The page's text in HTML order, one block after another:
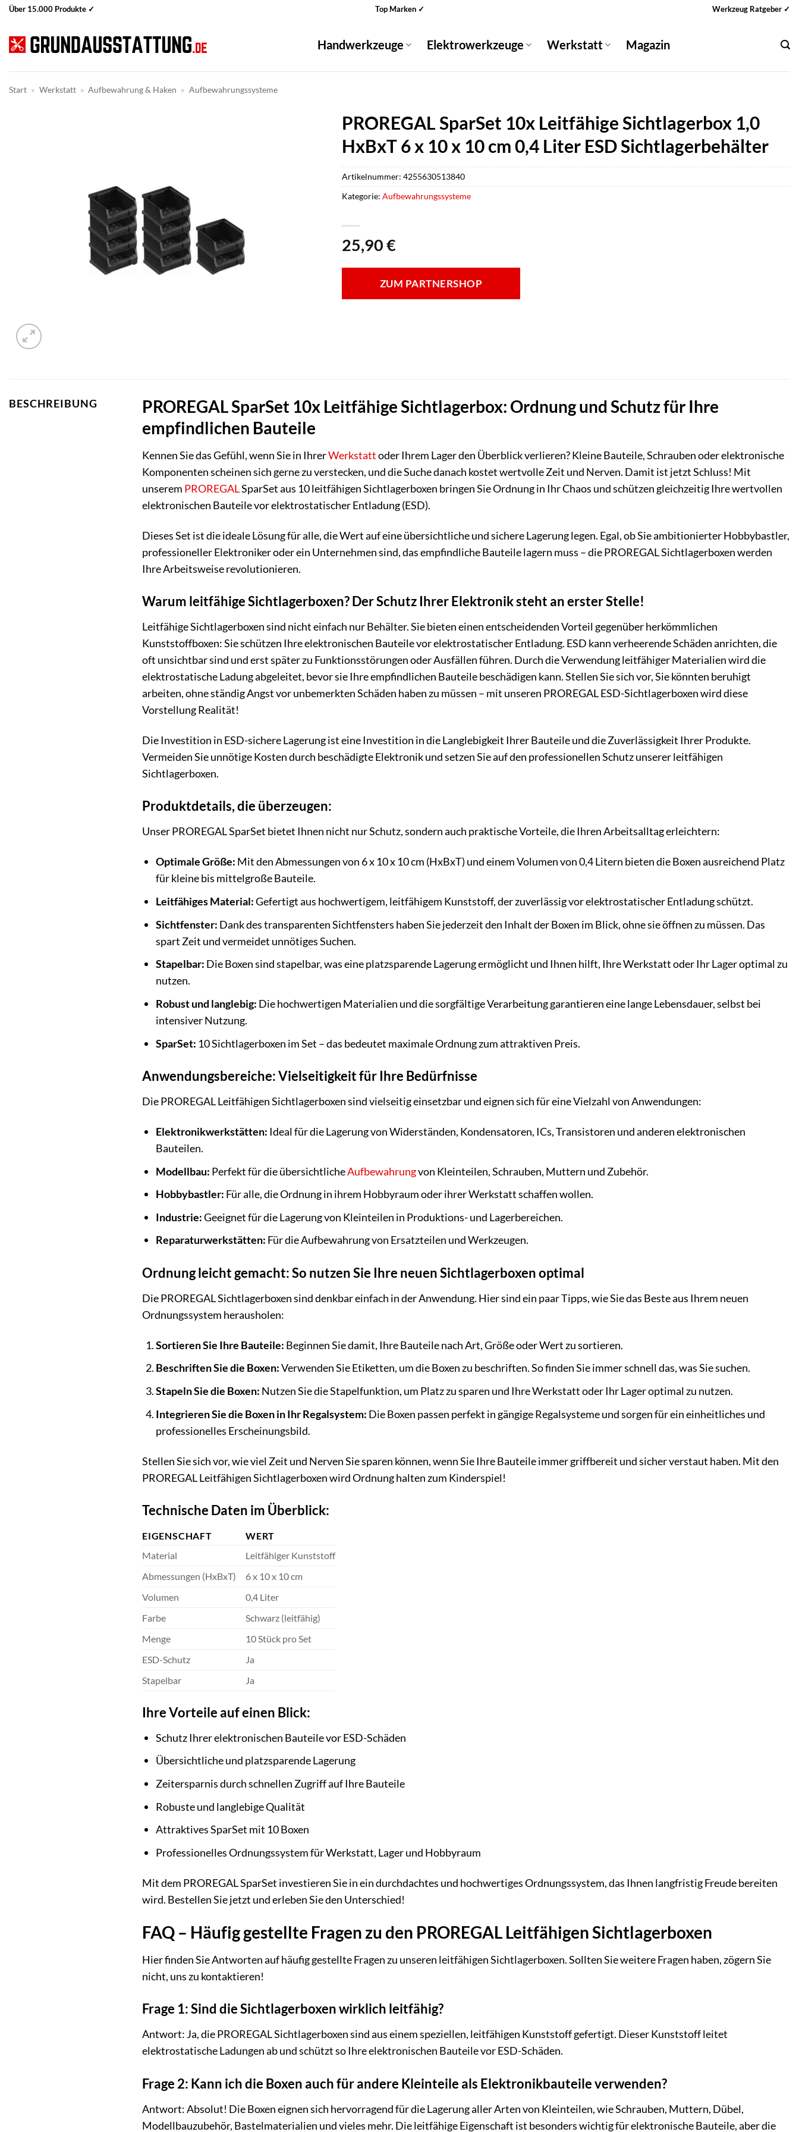
Zum
springen
Über 15.000 Produkte ✓ Top Marken ✓ Werkzeug Ratgeber ✓
Handwerkzeuge Elektrowerkzeuge Werkstatt Magazin
Start » Werkstatt » Aufbewahrung & Haken » Aufbewahrungssysteme
PROREGAL SparSet 10x Leitfähige Sichtlagerbox 1,0
HxBxT 6 x 10 x 10 cm 0,4 Liter ESD Sichtlagerbehälter
25,90€
ZUM PARTNERSHOP
Artikelnummer: 4255630513840
Kategorie: Aufbewahrungssysteme
BESCHREIBUNG
PROREGAL SparSet 10x Leitfähige Sichtlagerbox: Ordnung und Schutz für Ihre
empfindlichen Bauteile
Kennen Sie das Gefühl, wenn Sie in IhrerWerkstattoder Ihrem Lager den Überblick verlieren? Kleine Bauteile, Schrauben oder elektronische
Komponenten scheinen sich gerne zu verstecken, und die Suche danach kostet wertvolle Zeit und Nerven. Damit ist jetzt Schluss! Mit
unserem PROREGALSparSet aus 10 leitfähigen Sichtlagerboxen bringen Sie Ordnung in Ihr Chaos und schützen gleichzeitig Ihre wertvollen
elektronischen Bauteile vor elektrostatischer Entladung (ESD).
Dieses Set ist die ideale Lösung für alle, die Wert auf eine übersichtliche und sichere Lagerung legen. Egal, ob Sie ambitionierter Hobbybastler,
professioneller Elektroniker oder ein Unternehmen sind, das empfindliche Bauteile lagern muss – die PROREGAL Sichtlagerboxen werden
Ihre Arbeitsweise revolutionieren.
Warum leitfähige Sichtlagerboxen? Der Schutz Ihrer Elektronik steht an erster Stelle!
Leitfähige Sichtlagerboxen sind nicht einfach nur Behälter. Sie bieten einen entscheidenden Vorteil gegenüber herkömmlichen
Kunststoffboxen: Sie schützen Ihre elektronischen Bauteile vor elektrostatischer Entladung. ESD kann verheerende Schäden anrichten, die
oft unsichtbar sind und erst später zu Funktionsstörungen oder Ausfällen führen. Durch die Verwendung leitfähiger Materialien wird die
elektrostatische Ladung abgeleitet, bevor sie Ihre empfindlichen Bauteile beschädigen kann. Stellen Sie sich vor, Sie könnten beruhigt
arbeiten, ohne ständig Angst vor unbemerkten Schäden haben zu müssen – mit unseren PROREGAL ESD-Sichtlagerboxen wird diese
Vorstellung Realität!
Die Investition in ESD-sichere Lagerung ist eine Investition in die Langlebigkeit Ihrer Bauteile und die Zuverlässigkeit Ihrer Produkte.
Vermeiden Sie unnötige Kosten durch beschädigte Elektronik und setzen Sie auf den professionellen Schutz unserer leitfähigen
Sichtlagerboxen.
Produktdetails, die überzeugen:
Unser PROREGAL SparSet bietet Ihnen nicht nur Schutz, sondern auch praktische Vorteile, die Ihren Arbeitsalltag erleichtern:
Optimale Größe: Mit den Abmessungen von 6 x 10 x 10 cm (HxBxT) und einem Volumen von 0,4 Litern bieten die Boxen ausreichend Platz
für kleine bis mittelgroße Bauteile.
Leitfähiges Material:Gefertigt aus hochwertigem, leitfähigem Kunststoff, der zuverlässig vor elektrostatischer Entladung schützt.
Sichtfenster: Dank des transparenten Sichtfensters haben Sie jederzeit den Inhalt der Boxen im Blick, ohne sie öffnen zu müssen. Das
spart Zeit und vermeidet unnötiges Suchen.
Stapelbar: Die Boxen sind stapelbar, was eine platzsparende Lagerung ermöglicht und Ihnen hilft, Ihre Werkstatt oder Ihr Lager optimal zu
nutzen.
Robust und langlebig: Die hochwertigen Materialien und die sorgfältige Verarbeitung garantieren eine lange Lebensdauer, selbst bei
intensiver Nutzung.
SparSet: 10 Sichtlagerboxen im Set – das bedeutet maximale Ordnung zum attraktiven Preis.
Anwendungsbereiche: Vielseitigkeit für Ihre Bedürfnisse
Die PROREGAL Leitfähigen Sichtlagerboxen sind vielseitig einsetzbar und eignen sich für eine Vielzahl von Anwendungen:
Elektronikwerkstätten: Ideal für die Lagerung von Widerständen, Kondensatoren, ICs, Transistoren und anderen elektronischen
Bauteilen.
Modellbau: Perfekt für die übersichtlicheAufbewahrungvon Kleinteilen, Schrauben, Muttern und Zubehör.
Hobbybastler: Für alle, die Ordnung in ihrem Hobbyraum oder ihrer Werkstatt schaffen wollen.
Industrie:Geeignet für die Lagerung von Kleinteilen in Produktions- und Lagerbereichen.
Reparaturwerkstätten: Für die Aufbewahrung von Ersatzteilen und Werkzeugen.
Ordnung leicht gemacht: So nutzen Sie Ihre neuen Sichtlagerboxen optimal
Die PROREGAL Sichtlagerboxen sind denkbar einfach in der Anwendung. Hier sind ein paar Tipps, wie Sie das Beste aus Ihrem neuen
Ordnungssystem herausholen:
Sortieren Sie Ihre Bauteile: Beginnen Sie damit, Ihre Bauteile nach Art, Größe oder Wert zu sortieren.
Beschriften Sie die Boxen:Verwenden Sie Etiketten, um die Boxen zu beschriften. So finden Sie immer schnell das, was Sie suchen.
Stapeln Sie die Boxen: Nutzen Sie die Stapelfunktion, um Platz zu sparen und Ihre Werkstatt oder Ihr Lager optimal zu nutzen.
Integrieren Sie die Boxen in Ihr Regalsystem: Die Boxen passen perfekt in gängige Regalsysteme und sorgen für ein einheitliches und
professionelles Erscheinungsbild.
Stellen Sie sich vor, wie viel Zeit und Nerven Sie sparen können, wenn Sie Ihre Bauteile immer griffbereit und sicher verstaut haben. Mit den
PROREGAL Leitfähigen Sichtlagerboxen wird Ordnung halten zum Kinderspiel!
Technische Daten im Überblick:
EIGENSCHAFT
WERT
Material
Leitfähiger Kunststoff
Abmessungen (HxBxT)
6 x 10 x 10 cm
Volumen
0,4 Liter
Farbe
Schwarz (leitfähig)
Menge
10 Stück pro Set
ESD-Schutz
Ja
Stapelbar
Ja
Ihre Vorteile auf einen Blick:
Schutz Ihrer elektronischen Bauteile vor ESD-Schäden
Übersichtliche und platzsparende Lagerung
Zeitersparnis durch schnellen Zugriff auf Ihre Bauteile
Robuste und langlebige Qualität
Attraktives SparSet mit 10 Boxen
Professionelles Ordnungssystem für Werkstatt, Lager und Hobbyraum
Mit dem PROREGAL SparSet investieren Sie in ein durchdachtes und hochwertiges Ordnungssystem, das Ihnen langfristig Freude bereiten
wird. Bestellen Sie jetzt und erleben Sie den Unterschied!
FAQ – Häufig gestellte Fragen zu den PROREGAL Leitfähigen Sichtlagerboxen
Hier finden Sie Antworten auf häufig gestellte Fragen zu unseren leitfähigen Sichtlagerboxen. Sollten Sie weitere Fragen haben, zögern Sie
nicht, uns zu kontaktieren!
Frage 1: Sind die Sichtlagerboxen wirklich leitfähig?
Antwort: Ja, die PROREGAL Sichtlagerboxen sind aus einem speziellen, leitfähigen Kunststoff gefertigt. Dieser Kunststoff leitet
elektrostatische Ladungen ab und schützt so Ihre elektronischen Bauteile vor ESD-Schäden.
Frage 2: Kann ich die Boxen auch für andere Kleinteile als Elektronikbauteile verwenden?
Antwort: Absolut! Die Boxen eignen sich hervorragend für die Lagerung aller Arten von Kleinteilen, wie Schrauben, Muttern, Dübel,
Modellbauzubehör, Bastelmaterialien und vieles mehr. Die leitfähige Eigenschaft ist besonders wichtig für elektronische Bauteile, aber die